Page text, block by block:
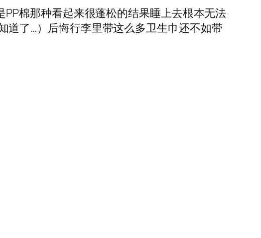
棉那种看起来很蓬松的结果睡上去根本无法
道了…）后悔行李里带这么多卫生巾还不如带